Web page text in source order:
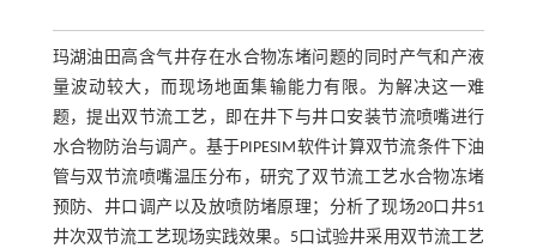
玛湖油田高含气井存在水合物冻堵问题的同时产气和产液
量波动较大，而现场地面集输能力有限。为解决这一难
题，提出双节流工艺，即在井下与井口安装节流喷嘴进行
水合物防治与调产。基于PIPESIM软件计算双节流条件下油
管与双节流喷嘴温压分布，研究了双节流工艺水合物冻堵
预防、井口调产以及放喷防堵原理；分析了现场20口井51
井次双节流工艺现场实践效果。5口试验井采用双节流工艺